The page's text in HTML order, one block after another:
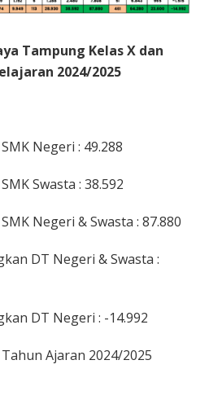
Tampung Kelas X dan
2024/2025
Negeri : 49.288
Swasta : 38.592
Negeri & Swasta : 87.880
DT Negeri & Swasta :
DT Negeri : -14.992
Tahun Ajaran 2024/2025